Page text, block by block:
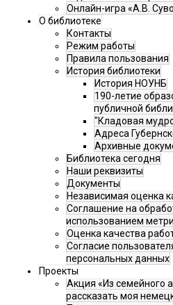
Онлайн-игра «А.В.
О библиотеке
Контакты
Режим работы
Правила пользования
История библиотеки
История НОУНБ
190-летие
публичной
"Кладовая
Адреса
Архивные
Библиотека сегодня
Наши реквизиты
Документы
Независимая оценка
Соглашение на
использованием
Оценка качества
Согласие
персональных данных
Проекты
Акция «Из семейного
рассказать моя